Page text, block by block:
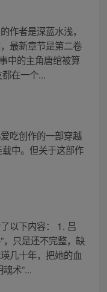
作者是深蓝水浅，
最新章节是第二卷
中的主角唐绾被算
在一个...
吃创作的一部穿越
中。但关于这部作
以下内容： 1. 吕
，只是还不完整，缺
几十年，把她的血
术”...